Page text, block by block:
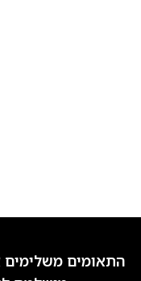
התאומים משלימים